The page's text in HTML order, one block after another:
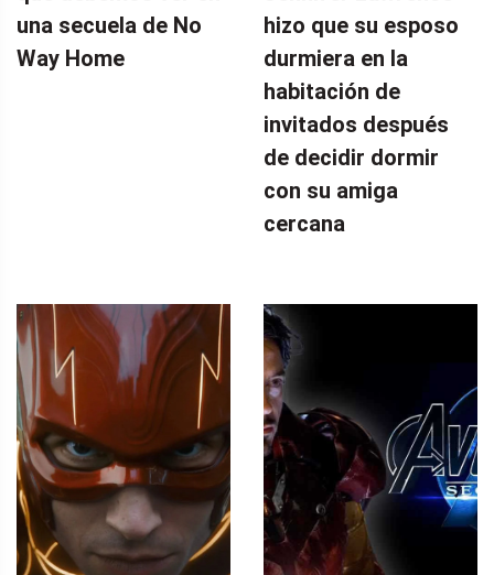
una secuela de No
Way Home
hizo que su esposo
durmiera en la
habitación de
invitados después
de decidir dormir
con su amiga
cercana